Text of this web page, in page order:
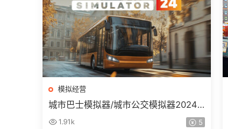
模拟经营
城市巴士模拟器/城市公交模拟器2024/
City Bus Simulator 2024
1.91k 5